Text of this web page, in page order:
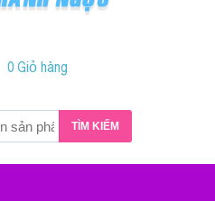
0 Giỏ hàng
TÌM KIẾM